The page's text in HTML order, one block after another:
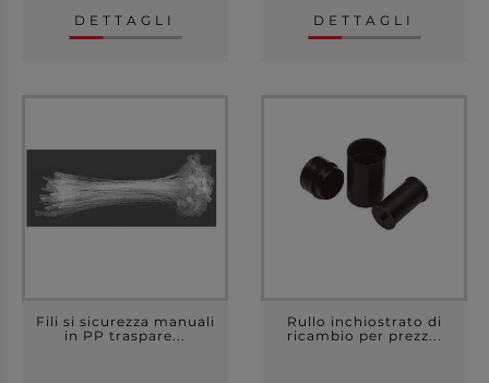
DETTAGLI DETTAGLI
Fili si sicurezza manuali
in PP traspare...
Rullo inchiostrato di
ricambio per prezz...